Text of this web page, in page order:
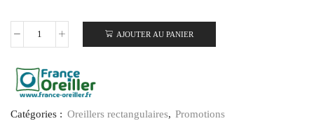
AJOUTER AU PANIER
Catégories : Oreillers rectangulaires, Promotions